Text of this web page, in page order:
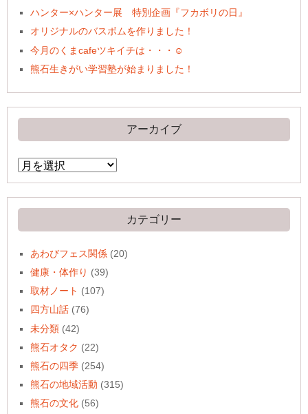
ハンター×ハンター展 特別企画『フカボリの日』
オリジナルのバスボムを作りました！
今月のくまcafeツキイチは・・・☺
熊石生きがい学習塾が始まりました！
アーカイブ
ア
ー
イ
ブ
カテゴリー
あわびフェス関係 (20)
健康・体作り (39)
取材ノート (107)
四方山話 (76)
未分類 (42)
熊石オタク (22)
熊石の四季 (254)
熊石の地域活動 (315)
熊石の文化 (56)